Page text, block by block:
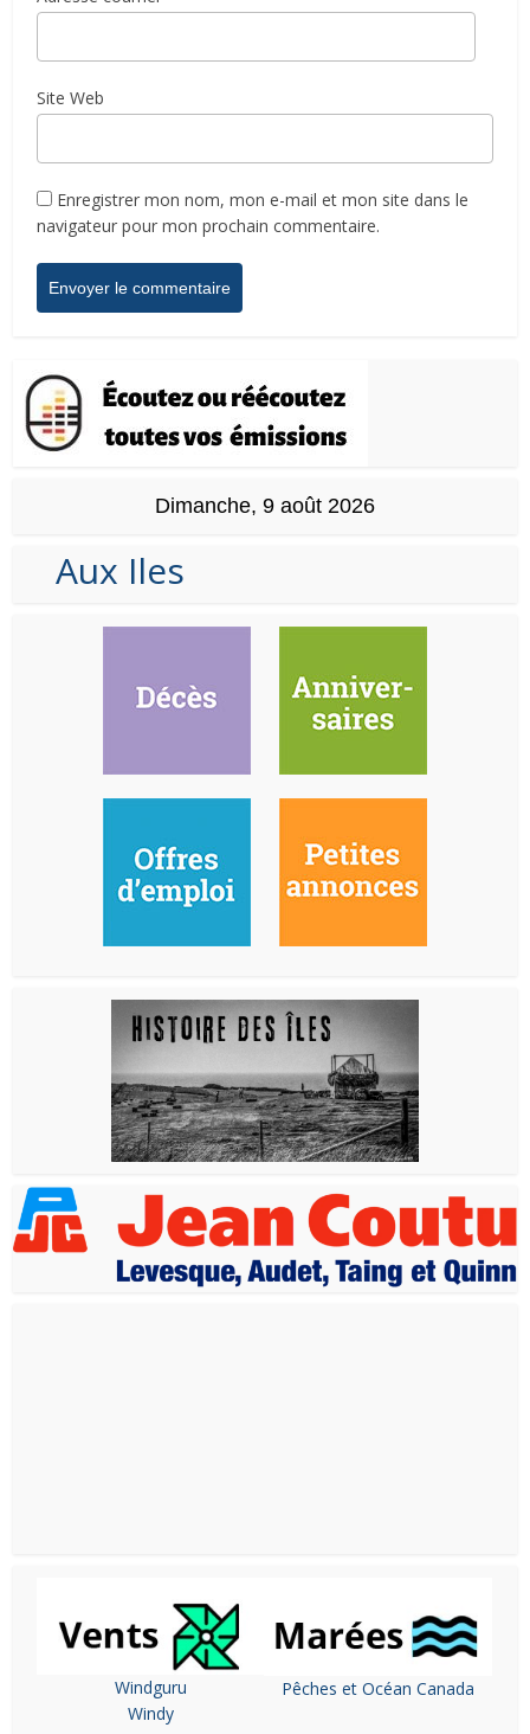
Site Web
Enregistrer mon nom, mon e-mail et mon site dans le
navigateur pour mon prochain commentaire.
Dimanche, 9 août 2026
Aux Iles
Windguru
Windy
Pêches et Océan Canada